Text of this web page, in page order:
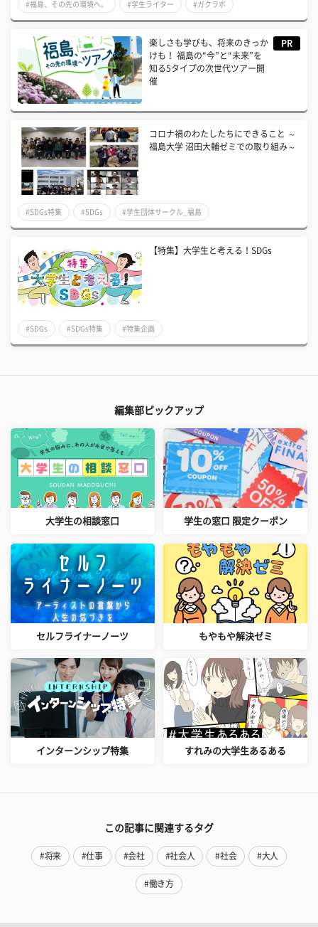
#福島、その先の環境へ。 #学生ライター #ガクラボ
楽しさも学びも、将来のきっか
けも！ 福島の“今”と“未来”を
知る5タイプの次世代ツアー開
催
PR
コロナ禍のわたしたちにできること ～
福島大学 沼田大輔ゼミでの取り組み～
#SDGs特集 #SDGs #学生団体サークル_福島
【特集】大学生と考える！SDGs
#SDGs #SDGs特集 #特集企画
編集部ピックアップ
大学生の相談窓口 学生の窓口 限定クーポン
セルフライナーノーツ もやもや解決ゼミ
インターンシップ特集 すれみの大学生あるある
この記事に関連するタグ
#将来 #仕事 #会社 #社会人 #社会 #大人
#働き方